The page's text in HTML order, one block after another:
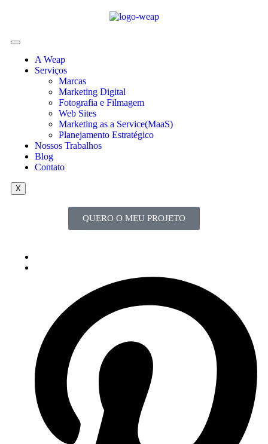
A Weap
Serviços
Marcas
Marketing Digital
Fotografia e Filmagem
Web Sites
Marketing as a Service(MaaS)
Planejamento Estratégico
Nossos Trabalhos
Blog
Contato
X
QUERO O MEU PROJETO